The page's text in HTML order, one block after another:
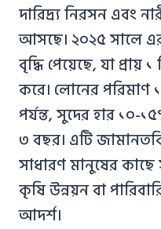
দারিদ্র্য নিরসন এবং
আসছে। ২০২৫ সালে
বৃদ্ধি পেয়েছে, যা প্রায়
করে। লোনের পরিমাণ
পর্যন্ত, সুদের হার ১০-
৩ বছর। এটি
সাধারণ মানুষের
কৃষি উন্নয়ন বা
আদর্শ।